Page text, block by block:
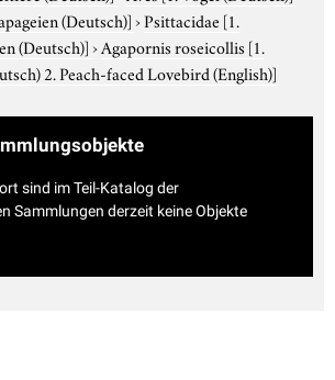
(Deutsch)]›Psittacidae [1.
(Deutsch)]›Agapornis roseicollis [1.
2. Peach-faced Lovebird (English)]
sind im Teil-Katalog der
Sammlungen derzeit keine Objekte